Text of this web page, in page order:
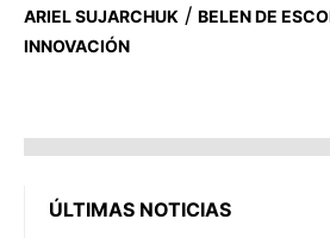
ARIEL SUJARCHUK / BELEN DE
INNOVACIÓN
ÚLTIMAS NOTICIAS